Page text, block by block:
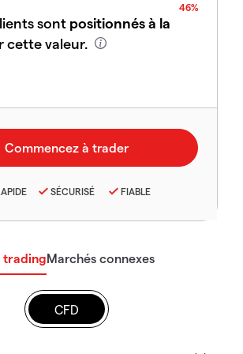
46%
sont positionnés à la
cette valeur.
SÉCURISÉ FIABLE
tradingMarchés connexes
CFD